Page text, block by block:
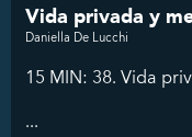
Vida privada y
Daniella De Lucchi
15 MIN: 38. Vida
...